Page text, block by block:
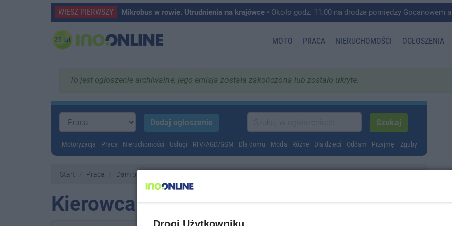
WIESZ PIERWSZY Mikrobus w rowie. Utrudnienia na krajówce • Około godz. 11.00 na drodze pomiędzy Gocanowem a
MOTO PRACA NIERUCHOMOŚCI OGŁOSZENIA
To jest ogłoszenie archiwalne, jego emisja została zakończona lub zostało ukryte.
Motoryzacja Praca Nieruchomości Usługi RTV/AGD/GSM Dla domu Moda Różne Dla dzieci Oddam Przyjmę Zguby
Start Praca Dam pracę
Kierowca Kat C+E
Drogi Użytkowniku,